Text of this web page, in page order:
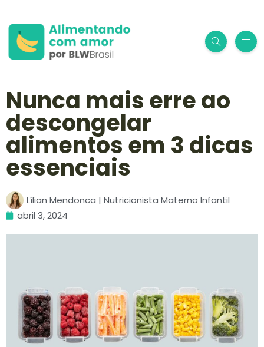
Nunca mais erre ao
descongelar
alimentos em 3 dicas
essenciais
Lílian Mendonca | Nutricionista Materno Infantil
abril 3, 2024